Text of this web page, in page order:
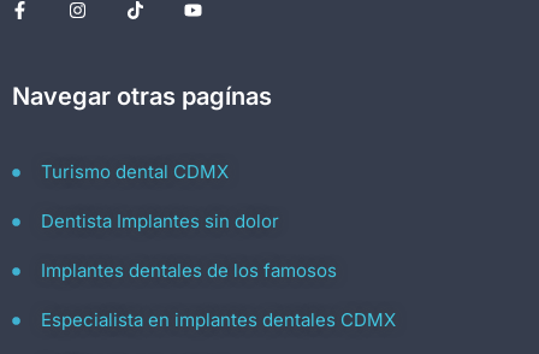
Navegar otras pagínas
Turismo dental CDMX
Dentista Implantes sin dolor
Implantes dentales de los famosos
Especialista en implantes dentales CDMX